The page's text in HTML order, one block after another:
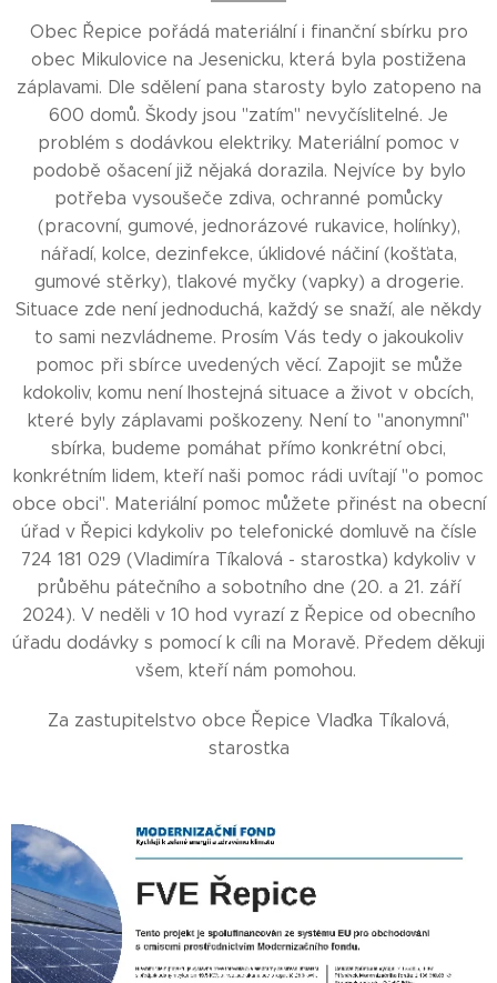
Obec Řepice pořádá materiální i finanční sbírku pro
obec Mikulovice na Jesenicku, která byla postižena
záplavami. Dle sdělení pana starosty bylo zatopeno na
600 domů. Škody jsou "zatím" nevyčíslitelné. Je
problém s dodávkou elektriky. Materiální pomoc v
podobě ošacení již nějaká dorazila. Nejvíce by bylo
potřeba vysoušeče zdiva, ochranné pomůcky
(pracovní, gumové, jednorázové rukavice, holínky),
nářadí, kolce, dezinfekce, úklidové náčiní (košťata,
gumové stěrky), tlakové myčky (vapky) a drogerie.
Situace zde není jednoduchá, každý se snaží, ale někdy
to sami nezvládneme. Prosím Vás tedy o jakoukoliv
pomoc při sbírce uvedených věcí. Zapojit se může
kdokoliv, komu není lhostejná situace a život v obcích,
které byly záplavami poškozeny. Není to "anonymní"
sbírka, budeme pomáhat přímo konkrétní obci,
konkrétním lidem, kteří naši pomoc rádi uvítají "o pomoc
obce obci". Materiální pomoc můžete přinést na obecní
úřad v Řepici kdykoliv po telefonické domluvě na čísle
724 181 029 (Vladimíra Tíkalová - starostka) kdykoliv v
průběhu pátečního a sobotního dne (20. a 21. září
2024). V neděli v 10 hod vyrazí z Řepice od obecního
úřadu dodávky s pomocí k cíli na Moravě. Předem děkuji
všem, kteří nám pomohou.
Za zastupitelstvo obce Řepice Vlaďka Tíkalová,
starostka